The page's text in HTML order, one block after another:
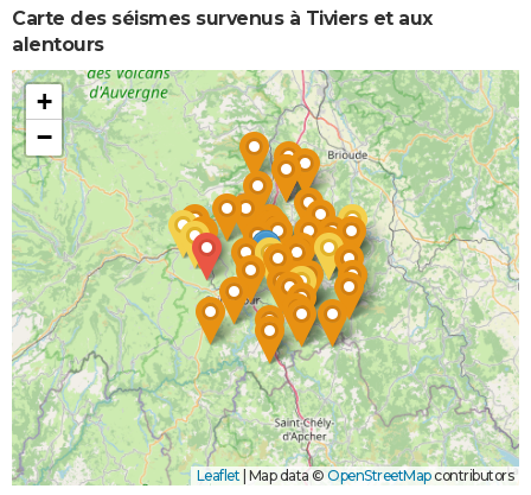
Carte des séismes survenus à Tiviers et aux
alentours
+
−
Leaflet Map data © OpenStreetMapcontributors